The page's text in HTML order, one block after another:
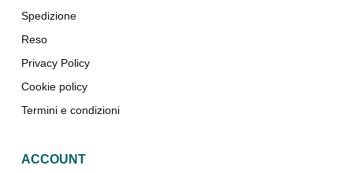
Spedizione
Reso
Privacy Policy
Cookie policy
Termini e condizioni
ACCOUNT